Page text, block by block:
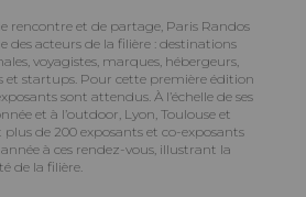
rencontre et de partage, Paris Randos
des acteurs de la filière : destinations
voyagistes, marques, hébergeurs,
et startups. Pour cette première édition
sont attendus. À l’échelle de ses
et à l’outdoor, Lyon, Toulouse et
plus de 200 exposants et co-exposants
à ces rendez-vous, illustrant la
de la filière.